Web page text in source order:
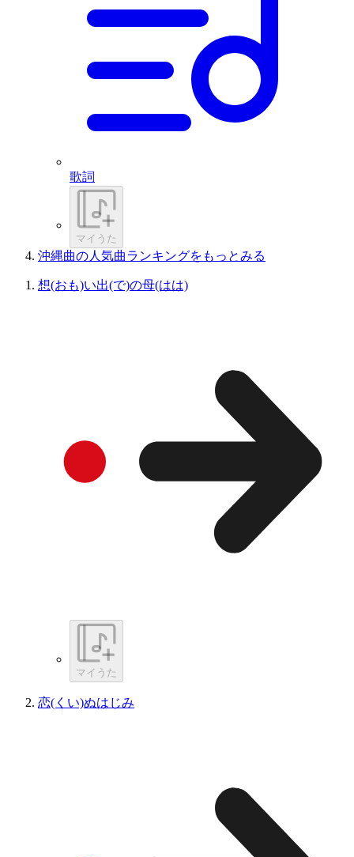
歌詞
マイうた
沖縄曲の人気曲ランキングをもっとみる
想(おも)い出(で)の母(はは)
マイうた
恋(くい)ぬはじみ